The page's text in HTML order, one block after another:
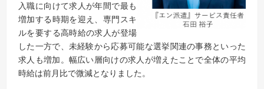
入職に向けて求人が年間で最も
増加する時期を迎え、専門スキ
ルを要する高時給の求人が登場
した一方で、未経験から応募可能な選挙関連の事務といった
求人も増加。幅広い層向けの求人が増えたことで全体の平均
時給は前月比で微減となりました。